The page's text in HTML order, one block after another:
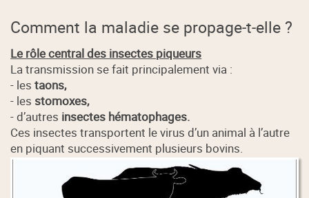
Comment la maladie se propage‑t‑elle ?
Le rôle central des insectes piqueurs
La transmission se fait principalement via :
- lestaons,
- les stomoxes,
- d’autres insectes hématophages.
Ces insectes transportent le virus d’un animal à l’autre
en piquant successivement plusieurs bovins.